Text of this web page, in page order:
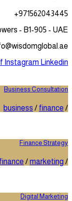
971562043445⁩+
- B1-905 - UAE
Instagram Linkedin
Business Consultation
/
business / finance
Finance Strategy
/
finance /marketing
Digital Marketing